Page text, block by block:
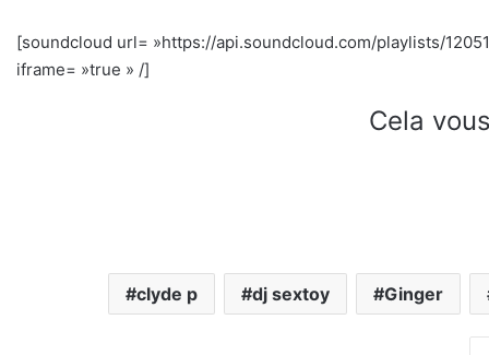
[soundcloud url= »https://api.soundcloud.com/playlists/
iframe= »true » /]
Cela
clyde p dj sextoy Ginger